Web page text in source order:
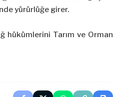
yürürlüğe girer.
hükümlerini Tarım ve Orman